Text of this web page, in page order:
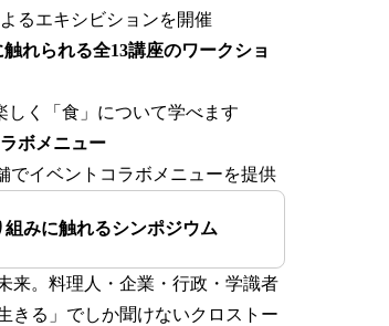
るエキシビションを開催
れられる全13講座のワークショ
しく「食」について学べます
ボメニュー
でイベントコラボメニューを提供
みに触れるシンポジウム
来。料理人・企業・行政・学識者
きる」でしか聞けないクロストー